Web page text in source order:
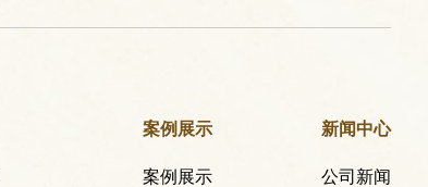
案例展示
案例展示
新闻中心
公司新闻